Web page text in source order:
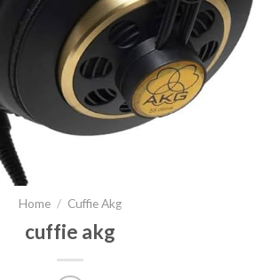
Home / Cuffie Akg
cuffie akg